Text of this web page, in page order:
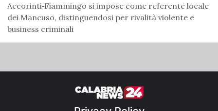
Accorinti‑Fiammingo si impose come referente locale
dei Mancuso, distinguendosi per rivalità violente e
business criminali